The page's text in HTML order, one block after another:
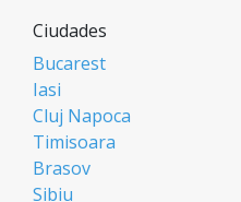
Ciudades
Bucarest
Iasi
Cluj Napoca
Timisoara
Brasov
Sibiu